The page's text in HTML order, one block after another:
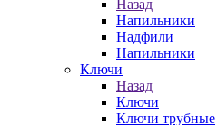
Назад
Напильники
Надфили
Напильники
Ключи
Назад
Ключи
Ключи трубные